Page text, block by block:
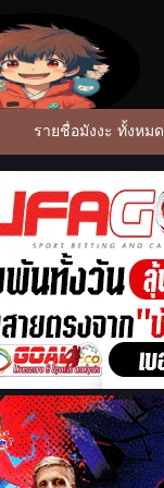
รายชื่อมังงะ ทั้งหมด